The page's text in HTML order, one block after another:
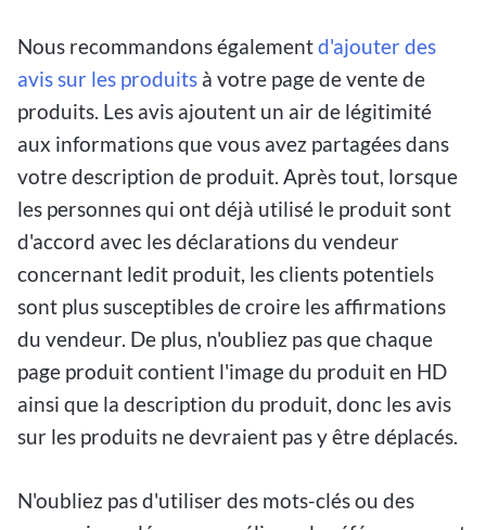
Nous recommandons égalementd'ajouter des
avis sur les produits à votre page de vente de
produits. Les avis ajoutent un air de légitimité
aux informations que vous avez partagées dans
votre description de produit. Après tout, lorsque
les personnes qui ont déjà utilisé le produit sont
d'accord avec les déclarations du vendeur
concernant ledit produit, les clients potentiels
sont plus susceptibles de croire les affirmations
du vendeur. De plus, n'oubliez pas que chaque
page produit contient l'image du produit en HD
ainsi que la description du produit, donc les avis
sur les produits ne devraient pas y être déplacés.
N'oubliez pas d'utiliser des mots-clés ou des